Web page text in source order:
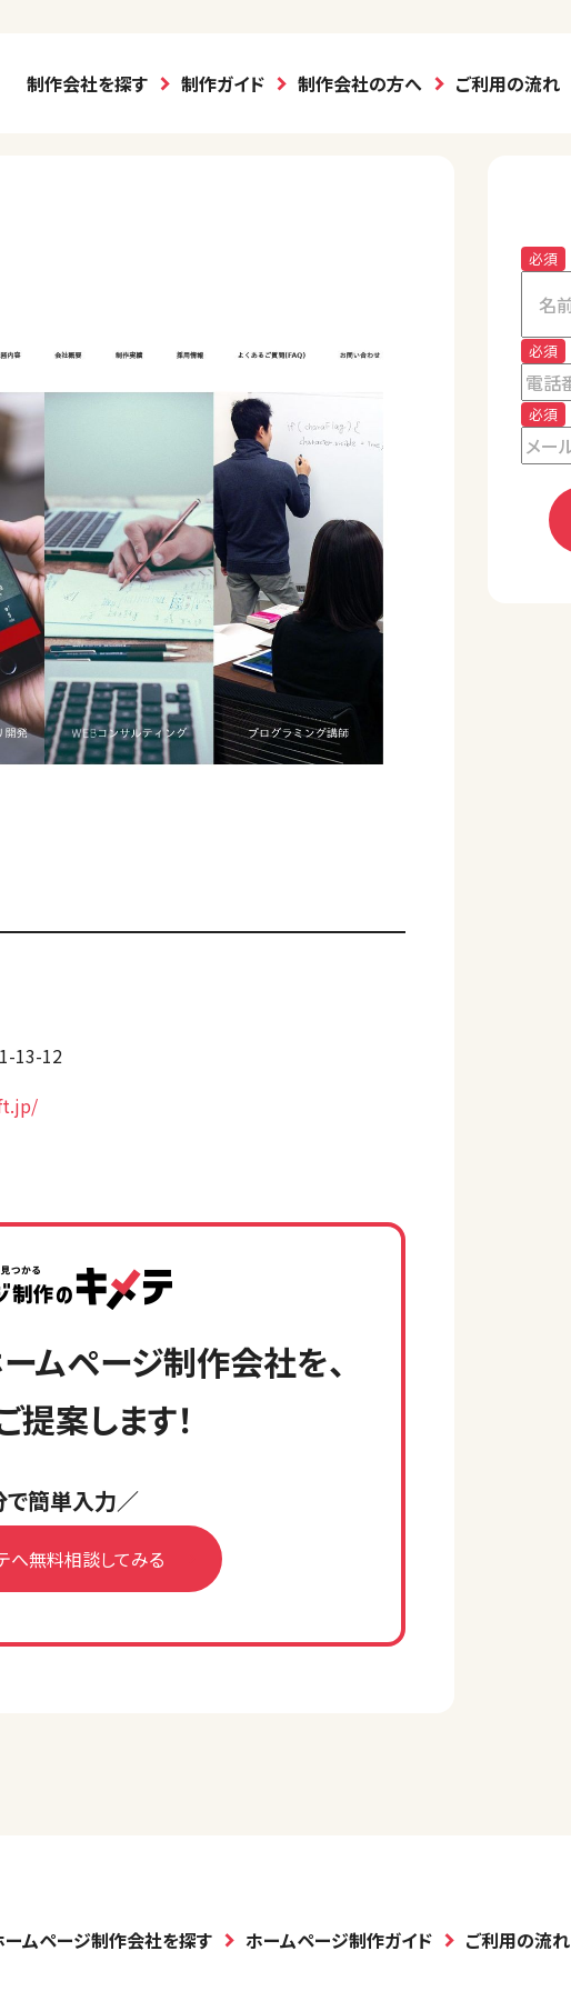
制作会社を探す 制作ガイド 制作会社の方へ ご利用の流れ
13-12
ムページ制作会社を、
提案します！
簡単入力／
へ無料相談してみる
必須
必須
必須
ームページ制作会社を探す ホームページ制作ガイド ご利用の流れ